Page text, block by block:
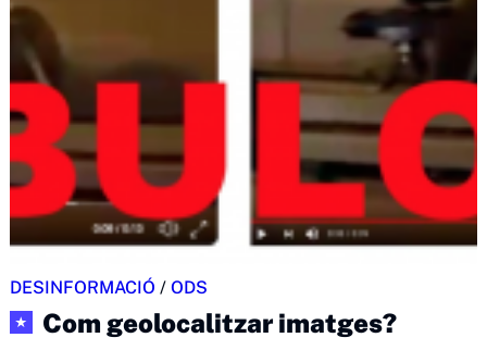
DESINFORMACIÓ / ODS
★ Com geolocalitzar imatges?